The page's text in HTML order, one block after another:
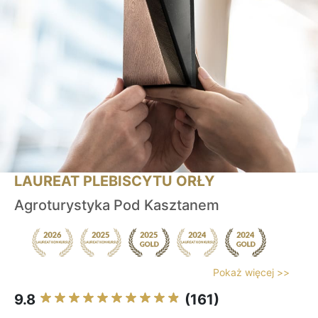
LAUREAT PLEBISCYTU ORŁY
Agroturystyka Pod Kasztanem
Pokaż więcej >>
9.8 (161)